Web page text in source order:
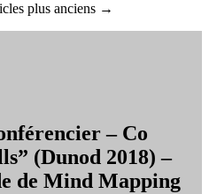
connue
plus anciens →
– Co
(Dunod 2018) –
de Mind Mapping